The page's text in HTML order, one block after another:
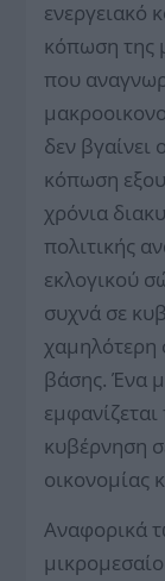
ενεργειακό
κόπωση της
που
δεν βγαίνει
κόπωση
χρόνια
πολιτικής
εκλογικού
συχνά σε
χαμηλότερη
βάσης. Ένα
κυβέρνηση
οικονομίας
Αναφορικά